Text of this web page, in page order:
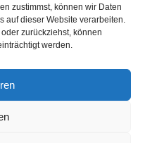
zustimmst, können wir Daten
auf dieser Website verarbeiten.
zurückziehst, können
werden.
Lütje